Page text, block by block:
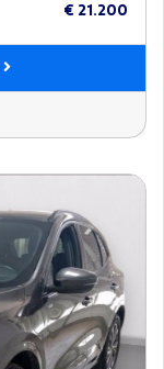
€ 21.200